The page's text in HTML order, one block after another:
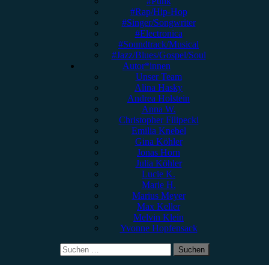
#Rap/Hip-Hop
#Singer/Songwriter
#Electronica
#Soundtrack/Musical
#Jazz/Blues/Gospel/Soul
Autor*innen
Unser Team
Alina Hasky
Andrea Holstein
Anna W.
Christopher Filipecki
Emilia Knebel
Gina Köhler
Jonas Horn
Julia Köhler
Lucie K.
Marie H.
Marius Meyer
Max Keller
Melvin Klein
Yvonne Hopfensack
Suchen
nach: